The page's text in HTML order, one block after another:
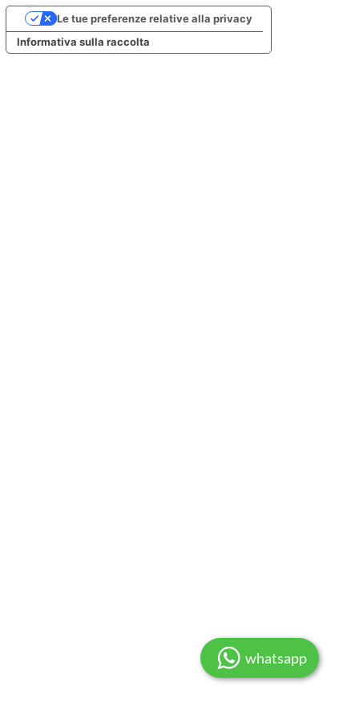
Informativa sulla raccolta
Le tue preferenze relative alla privacy
whatsapp